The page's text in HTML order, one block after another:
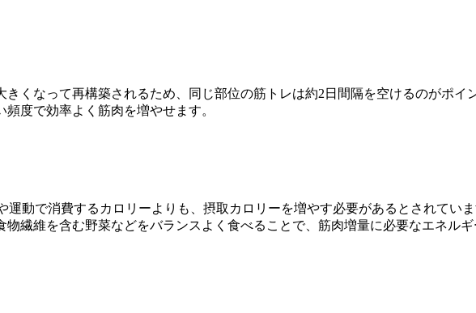
くなって再構築されるため、同じ部位の筋トレは約2日間隔を空けるのがポイ
度で効率よく筋肉を増やせます。
動で消費するカロリーよりも、摂取カロリーを増やす必要があるとされていま
繊維を含む野菜などをバランスよく食べることで、筋肉増量に必要なエネル